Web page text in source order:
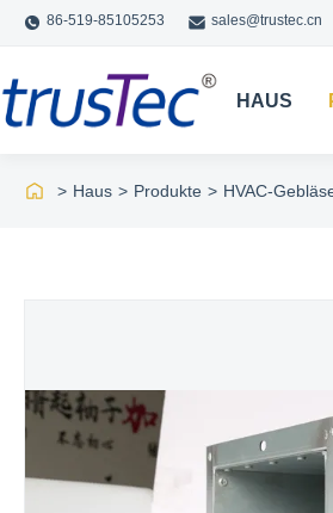
86-519-85105253 sales@trustec.cn
HAUS
> Haus > Produkte > HVAC-